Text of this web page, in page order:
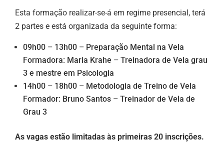
Esta formação realizar-se-á em regime presencial, terá
2 partes e está organizada da seguinte forma:
09h00 – 13h00 – Preparação Mental na Vela
Formadora: Maria Krahe – Treinadora de Vela grau
3 e mestre em Psicologia
14h00 – 18h00 – Metodologia de Treino de Vela
Formador: Bruno Santos – Treinador de Vela de
Grau 3
As vagas estão limitadas às primeiras 20 inscrições.